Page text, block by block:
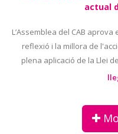
actual
L’Assemblea del CAB
reflexió i la millora de
plena aplicació de la Llei